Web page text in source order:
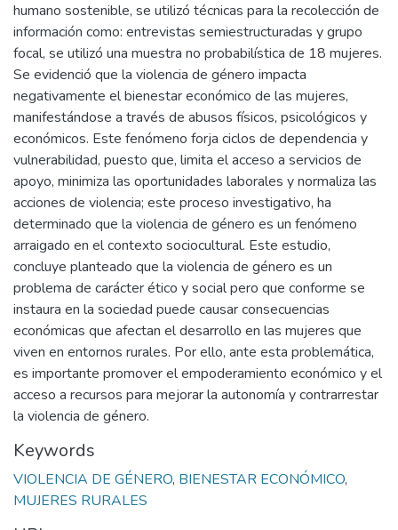
humano sostenible, se utilizó técnicas para la recolección de
información como: entrevistas semiestructuradas y grupo
focal, se utilizó una muestra no probabilística de 18 mujeres.
Se evidenció que la violencia de género impacta
negativamente el bienestar económico de las mujeres,
manifestándose a través de abusos físicos, psicológicos y
económicos. Este fenómeno forja ciclos de dependencia y
vulnerabilidad, puesto que, limita el acceso a servicios de
apoyo, minimiza las oportunidades laborales y normaliza las
acciones de violencia; este proceso investigativo, ha
determinado que la violencia de género es un fenómeno
arraigado en el contexto sociocultural. Este estudio,
concluye planteado que la violencia de género es un
problema de carácter ético y social pero que conforme se
instaura en la sociedad puede causar consecuencias
económicas que afectan el desarrollo en las mujeres que
viven en entornos rurales. Por ello, ante esta problemática,
es importante promover el empoderamiento económico y el
acceso a recursos para mejorar la autonomía y contrarrestar
la violencia de género.
Keywords
VIOLENCIA DE GÉNERO, BIENESTAR ECONÓMICO,
MUJERES RURALES